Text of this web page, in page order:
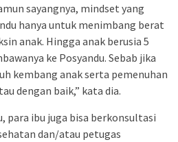
sayangnya, mindset yang
hanya untuk menimbang berat
anak. Hingga anak berusia 5
ke Posyandu. Sebab jika
kembang anak serta pemenuhan
dengan baik,” kata dia.
para ibu juga bisa berkonsultasi
dan/atau petugas